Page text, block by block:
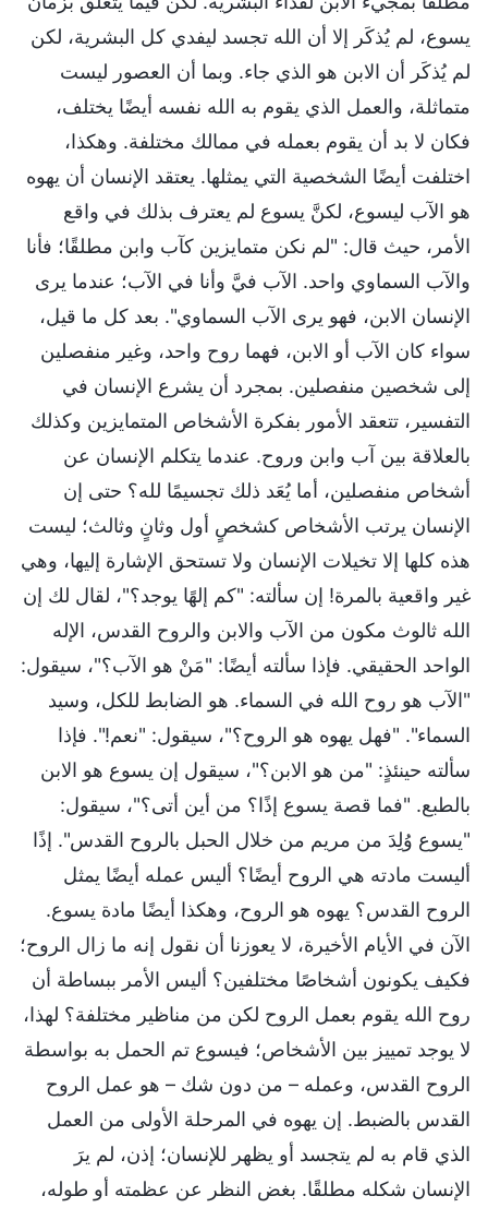
يسوع، لم يُذكَر إلا أن الله تجسد ليفدي كل البشرية، لكن
لم يُذكَر أن الابن هو الذي جاء. وبما أن العصور ليست
متماثلة، والعمل الذي يقوم به الله نفسه أيضًا يختلف،
فكان لا بد أن يقوم بعمله في ممالك مختلفة. وهكذا،
اختلفت أيضًا الشخصية التي يمثلها. يعتقد الإنسان أن يهوه
هو الآب ليسوع، لكنَّ يسوع لم يعترف بذلك في واقع
الأمر، حيث قال: "لم نكن متمايزين كآب وابن مطلقًا؛ فأنا
والآب السماوي واحد. الآب فيَّ وأنا في الآب؛ عندما يرى
الإنسان الابن، فهو يرى الآب السماوي". بعد كل ما قيل،
سواء كان الآب أو الابن، فهما روح واحد، وغير منفصلين
إلى شخصين منفصلين. بمجرد أن يشرع الإنسان في
التفسير، تتعقد الأمور بفكرة الأشخاص المتمايزين وكذلك
بالعلاقة بين آب وابن وروح. عندما يتكلم الإنسان عن
أشخاص منفصلين، أما يُعَد ذلك تجسيمًا لله؟ حتى إن
الإنسان يرتب الأشخاص كشخصٍ أول وثانٍ وثالث؛ ليست
هذه كلها إلا تخيلات الإنسان ولا تستحق الإشارة إليها، وهي
غير واقعية بالمرة! إن سألته: "كم إلهًا يوجد؟"، لقال لك إن
الله ثالوث مكون من الآب والابن والروح القدس، الإله
الواحد الحقيقي. فإذا سألته أيضًا: "مَنْ هو الآب؟"، سيقول:
"الآب هو روح الله في السماء. هو الضابط للكل، وسيد
السماء". "فهل يهوه هو الروح؟"، سيقول: "نعم!". فإذا
سألته حينئذٍ: "من هو الابن؟"، سيقول إن يسوع هو الابن
بالطبع. "فما قصة يسوع إذًا؟ من أين أتى؟"، سيقول:
"يسوع وُلِدَ من مريم من خلال الحبل بالروح القدس". إذًا
أليست مادته هي الروح أيضًا؟ أليس عمله أيضًا يمثل
الروح القدس؟ يهوه هو الروح، وهكذا أيضًا مادة يسوع.
الآن في الأيام الأخيرة، لا يعوزنا أن نقول إنه ما زال الروح؛
فكيف يكونون أشخاصًا مختلفين؟ أليس الأمر ببساطة أن
روح الله يقوم بعمل الروح لكن من مناظير مختلفة؟ لهذا،
لا يوجد تمييز بين الأشخاص؛ فيسوع تم الحمل به بواسطة
الروح القدس، وعمله – من دون شك – هو عمل الروح
القدس بالضبط. إن يهوه في المرحلة الأولى من العمل
الذي قام به لم يتجسد أو يظهر للإنسان؛ إذن، لم يرَ
الإنسان شكله مطلقًا. بغض النظر عن عظمته أو طوله،